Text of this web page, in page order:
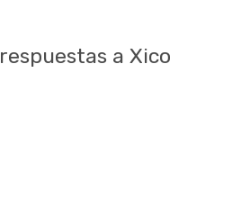
a Xico